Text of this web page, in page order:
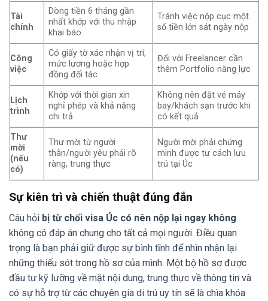
Tài
chính
Dòng tiền 6 tháng gần
nhất khớp với thu nhập
khai báo
Tránh việc nộp cục một
số tiền lớn sát ngày nộp
Công
việc
Có giấy tờ xác nhận vị trí,
mức lương hoặc hợp
đồng đối tác
Đối với Freelancer cần
thêm Portfolio năng lực
Lịch
trình
Khớp với thời gian xin
nghỉ phép và khả năng
chi trả
Không nên đặt vé máy
bay/khách sạn trước khi
có kết quả
Thư
mời
(nếu
có)
Thư mời từ người
thân/người yêu phải rõ
ràng, trung thực
Người mời phải chứng
minh được tư cách lưu
trú tại Úc
Sự kiên trì và chiến thuật đúng đắn
Câu hỏi bị từ chối visa Úc có nên nộp lại ngay không
không có đáp án chung cho tất cả mọi người. Điều quan
trọng là bạn phải giữ được sự bình tĩnh để nhìn nhận lại
những thiếu sót trong hồ sơ của mình. Một bộ hồ sơ được
đầu tư kỹ lưỡng về mặt nội dung, trung thực về thông tin và
có sự hỗ trợ từ các chuyên gia di trú uy tín sẽ là chìa khóa